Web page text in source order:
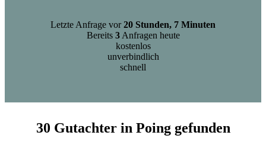
Letzte Anfrage vor20 Stunden, 7 Minuten
Bereits 3Anfragen heute
kostenlos
unverbindlich
schnell
30 Gutachter in Poing gefunden